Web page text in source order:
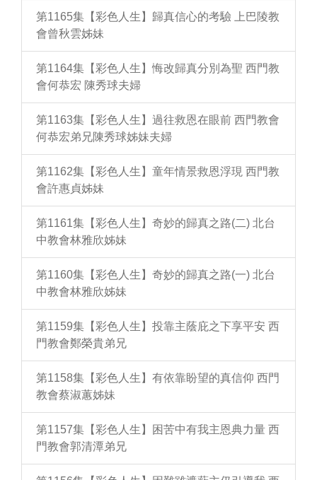
第1165集【彩色人生】歸真信心的考驗 上巴陵教
會曾秋雲姊妹
第1164集【彩色人生】悔改歸真分別為聖 西門教
會何恭宏 陳秀球夫婦
第1163集【彩色人生】過往救恩在眼前 西門教會
何恭宏弟兄陳秀球姊妹夫婦
第1162集【彩色人生】童年情景救恩浮現 西門教
會許惠貞姊妹
第1161集【彩色人生】奇妙的歸真之路(二) 北台
中教會林雅欣姊妹
第1160集【彩色人生】奇妙的歸真之路(一) 北台
中教會林雅欣姊妹
第1159集【彩色人生】投靠主蔭庇之下享平安 西
門教會鄭榮貴弟兄
第1158集【彩色人生】有依靠盼望的真信仰 西門
教會蔡淑蕙姊妹
第1157集【彩色人生】困苦中有我主恩典力量 西
門教會郭清潭弟兄